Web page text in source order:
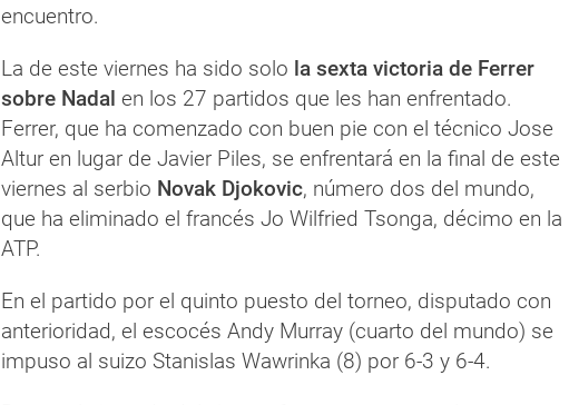
encuentro.
La de este viernes ha sido solo la sexta victoria de Ferrer
sobre Nadal en los 27 partidos que les han enfrentado.
Ferrer, que ha comenzado con buen pie con el técnico Jose
Altur en lugar de Javier Piles, se enfrentará en la final de este
viernes al serbio Novak Djokovic, número dos del mundo,
que ha eliminado el francés Jo Wilfried Tsonga, décimo en la
ATP.
En el partido por el quinto puesto del torneo, disputado con
anterioridad, el escocés Andy Murray (cuarto del mundo) se
impuso al suizo Stanislas Wawrinka (8) por 6-3 y 6-4.